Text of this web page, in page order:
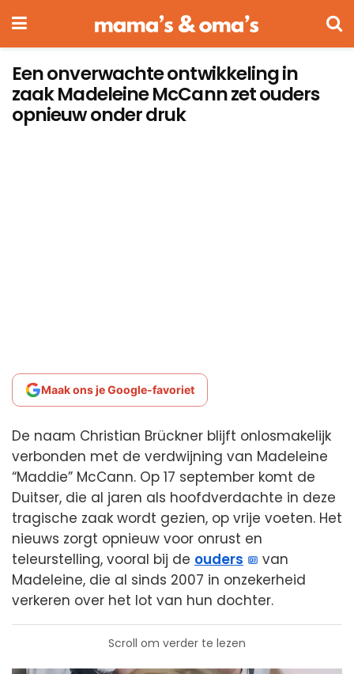
Een onverwachte ontwikkeling in
zaak Madeleine McCann zet ouders
opnieuw onder druk
Maak ons je Google-favoriet
De naam Christian Brückner blijft onlosmakelijk
verbonden met de verdwijning van Madeleine
“Maddie” McCann. Op 17 september komt de
Duitser, die al jaren als hoofdverdachte in deze
tragische zaak wordt gezien, op vrije voeten. Het
nieuws zorgt opnieuw voor onrust en
teleurstelling, vooral bij de ouders
van
Madeleine, die al sinds 2007 in onzekerheid
verkeren over het lot van hun dochter.
Scroll om verder te lezen